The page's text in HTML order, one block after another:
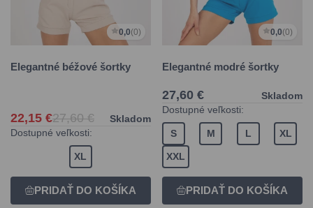
0,0(0)
Elegantné béžové šortky
22,15 €27,60 €
Skladom
Dostupné veľkosti:
XL
0,0(0)
Elegantné modré šortky
27,60 €
Skladom
Dostupné veľkosti:
S M L XL
XXL